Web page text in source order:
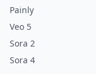
Painly
Veo 5
Sora 2
Sora 4